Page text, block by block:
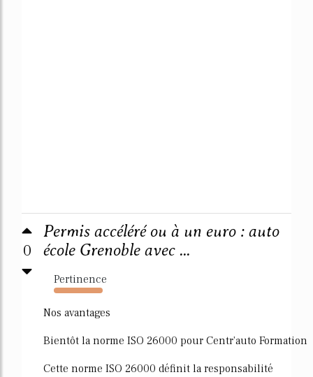
0
Permis accéléré ou à un euro : auto
école Grenoble avec ...
Pertinence
662%
Nos avantages
Bientôt la norme ISO 26000 pour Centr'auto Formation
Cette norme ISO 26000 définit la responsabilité